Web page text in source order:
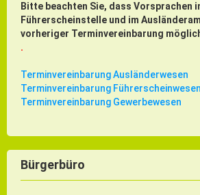
Wirtschaft &
Gewerbegebiete
Gründung
Marketing-
Bitte beachten Sie, dass Vorsprachen
Führerscheinstelle und im
vorheriger Terminvereinbarung
.
Terminvereinbarung Ausländerwesen
Terminvereinbarung Führerscheinwesen
Terminvereinbarung Gewerbewesen
Bürgerbüro